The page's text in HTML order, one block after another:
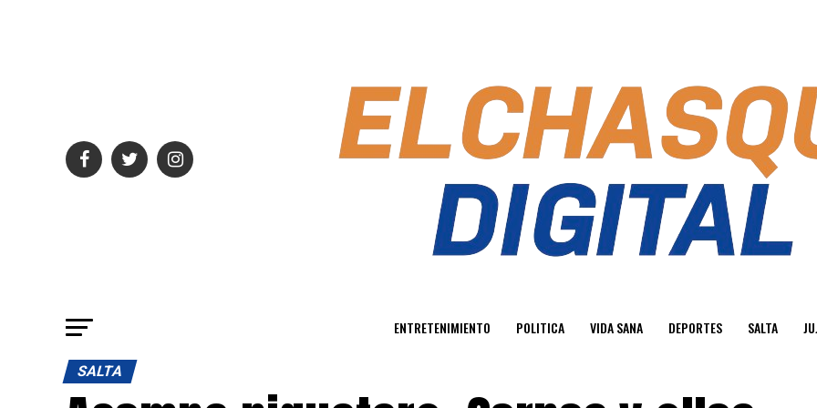
ENTRETENIMIENTO POLITICA VIDA SANA DEPORTES SALTA
SALTA